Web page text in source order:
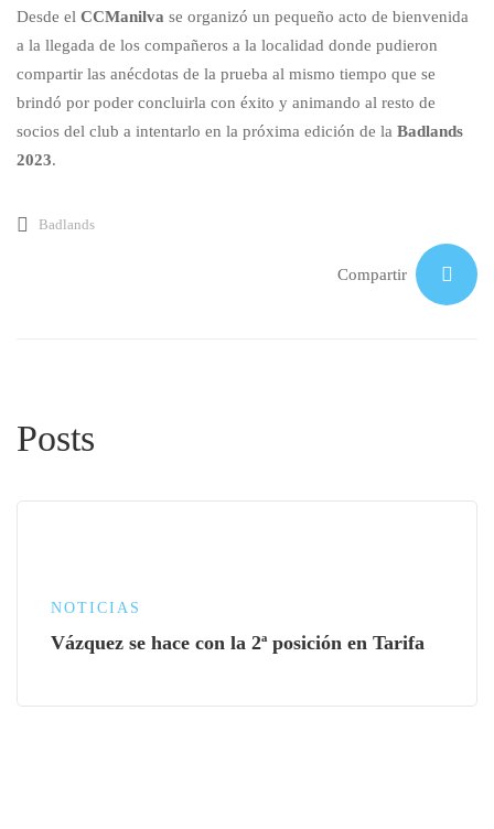
Desde el CCManilva se organizó un pequeño acto de bienvenida
a la llegada de los compañeros a la localidad donde pudieron
compartir las anécdotas de la prueba al mismo tiempo que se
brindó por poder concluirla con éxito y animando al resto de
socios del club a intentarlo en la próxima edición de la Badlands
2023.
Badlands
Compartir
Posts
NOTICIAS
Vázquez se hace con la 2ª posición en Tarifa